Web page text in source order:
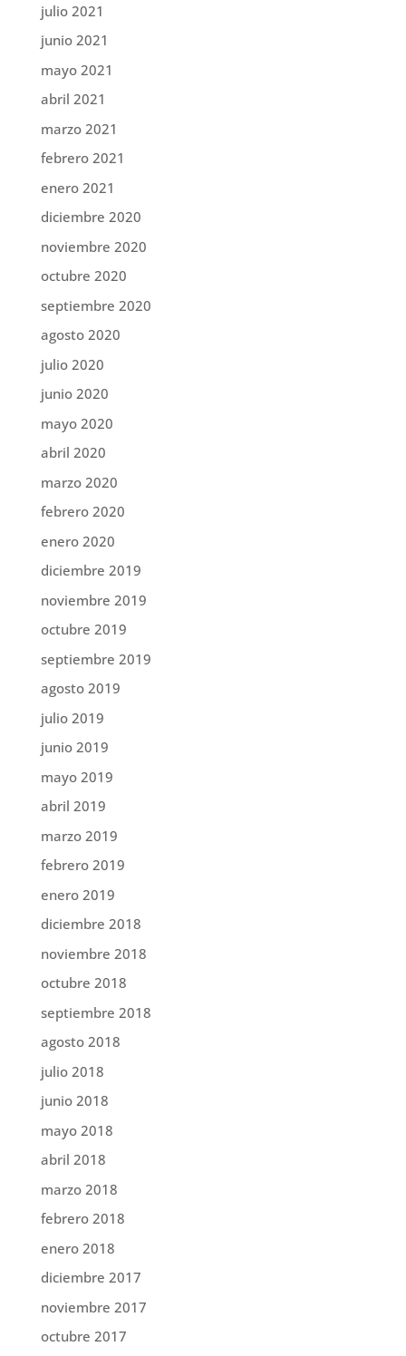
julio 2021
junio 2021
mayo 2021
abril 2021
marzo 2021
febrero 2021
enero 2021
diciembre 2020
noviembre 2020
octubre 2020
septiembre 2020
agosto 2020
julio 2020
junio 2020
mayo 2020
abril 2020
marzo 2020
febrero 2020
enero 2020
diciembre 2019
noviembre 2019
octubre 2019
septiembre 2019
agosto 2019
julio 2019
junio 2019
mayo 2019
abril 2019
marzo 2019
febrero 2019
enero 2019
diciembre 2018
noviembre 2018
octubre 2018
septiembre 2018
agosto 2018
julio 2018
junio 2018
mayo 2018
abril 2018
marzo 2018
febrero 2018
enero 2018
diciembre 2017
noviembre 2017
octubre 2017